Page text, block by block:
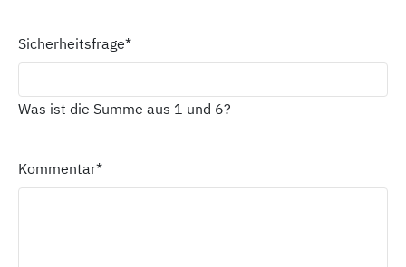
Sicherheitsfrage*
Was ist die Summe aus 1 und 6?
Kommentar*